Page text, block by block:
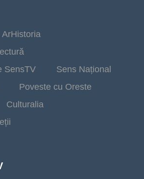
ArHistoria
SensTV
Sens Național
Poveste cu Oreste
Culturalia